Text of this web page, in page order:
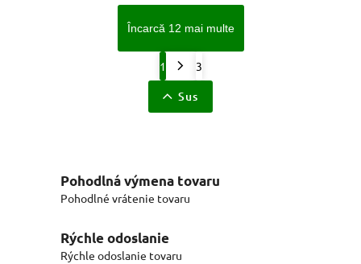
Încarcă 12 mai multe
1 3
Sus
Pohodlná výmena tovaru
Pohodlné vrátenie tovaru
Rýchle odoslanie
Rýchle odoslanie tovaru